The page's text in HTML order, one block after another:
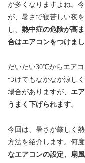
が多くなりますよね。
が、暑さで寝苦しい夜
し、 熱中症の危険が高
合はエアコンをつけま
だいたい30℃からエア
つけてもなかなか涼し
場合がありますが、 エ
うまく下げられます。
今回は、暑さが厳しく
方法を紹介します。何
なエアコンの設定、扇